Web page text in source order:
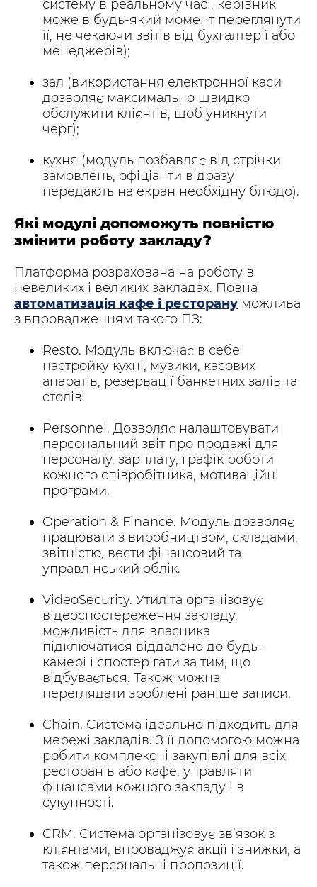
систему в реальному часі, керівник
може в будь-який момент переглянути
її, не чекаючи звітів від бухгалтерії або
менеджерів);
зал (використання електронної каси
дозволяє максимально швидко
обслужити клієнтів, щоб уникнути
черг);
кухня (модуль позбавляє від стрічки
замовлень, офіціанти відразу
передають на екран необхідну блюдо).
Які модулі допоможуть повністю
змінити роботу закладу?
Платформа розрахована на роботу в
невеликих і великих закладах. Повна
автоматизація кафе і ресторану можлива
з впровадженням такого ПЗ:
Resto. Модуль включає в себе
настройку кухні, музики, касових
апаратів, резервації банкетних залів та
столів.
Personnel. Дозволяє налаштовувати
персональний звіт про продажі для
персоналу, зарплату, графік роботи
кожного співробітника, мотиваційні
програми.
Operation & Finance. Модуль дозволяє
працювати з виробництвом, складами,
звітністю, вести фінансовий та
управлінський облік.
VideoSecurity. Утиліта організовує
відеоспостереження закладу,
можливість для власника
підключатися віддалено до будь-
камері і спостерігати за тим, що
відбувається. Також можна
переглядати зроблені раніше записи.
Chain. Система ідеально підходить для
мережі закладів. З її допомогою можна
робити комплексні закупівлі для всіх
ресторанів або кафе, управляти
фінансами кожного закладу і в
сукупності.
CRM. Система організовує зв’язок з
клієнтами, впроваджує акції і знижки, а
також персональні пропозиції.